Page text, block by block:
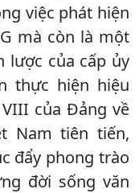
việc phát hiện
mà còn là một
lược của cấp ủy
thực hiện hiệu
của Đảng về
Nam tiên tiến,
đẩy phong trào
đời sống văn